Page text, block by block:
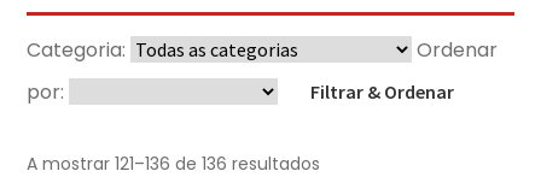
Categoria:
Ordenar
por:
Filtrar & Ordenar
A mostrar 121–136 de 136 resultados